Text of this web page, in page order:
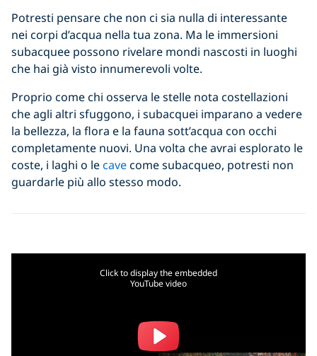
Potresti pensare che non ci sia nulla di interessante
nei corpi d’acqua nella tua zona. Ma le immersioni
subacquee possono rivelare mondi nascosti in luoghi
che hai già visto innumerevoli volte.
Proprio come chi osserva le stelle nota costellazioni
che agli altri sfuggono, i subacquei imparano a vedere
la bellezza, la flora e la fauna sott’acqua con occhi
completamente nuovi. Una volta che avrai esplorato le
coste, i laghi o lecavecome subacqueo, potresti non
guardarle più allo stesso modo.
Click to display the embedded
YouTube video